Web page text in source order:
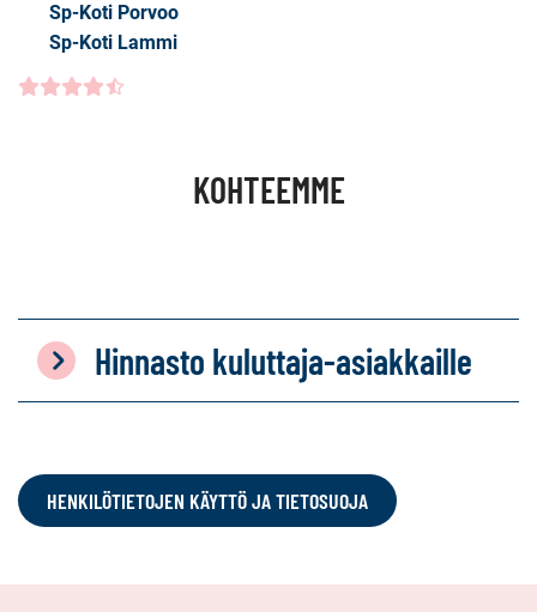
Sp-Koti Porvoo
Sp-Koti Lammi
Asiakasarvio
KOHTEEMME
Hinnasto kuluttaja-asiakkaille
HENKILÖTIETOJEN KÄYTTÖ JA TIETOSUOJA